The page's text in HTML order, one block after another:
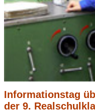
Informationstag
der 9.